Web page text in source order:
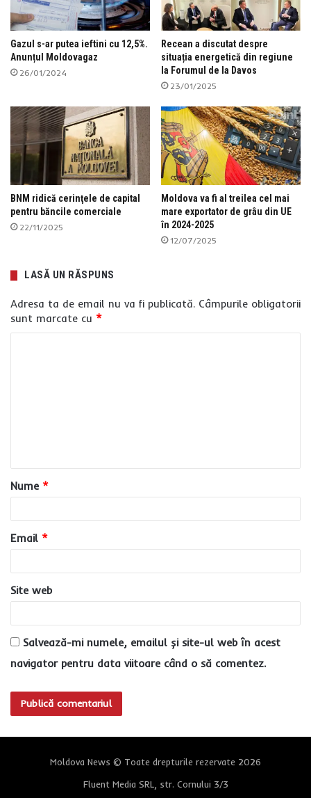
Gazul s-ar putea ieftini cu 12,5%.
Anunțul Moldovagaz
26/01/2024
Recean a discutat despre
situația energetică din regiune
la Forumul de la Davos
23/01/2025
BNM ridică cerinţele de capital
pentru băncile comerciale
22/11/2025
Moldova va fi al treilea cel mai
mare exportator de grâu din UE
în 2024-2025
12/07/2025
LASĂ UN RĂSPUNS
Adresa ta de email nu va fi publicată. Câmpurile obligatorii
sunt marcate cu *
a
r
u
*
Nume *
Email *
Site web
Salvează-mi numele, emailul și site-ul web în acest
navigator pentru data viitoare când o să comentez.
Moldova News © Toate drepturile rezervate 2026
Fluent Media SRL, str. Cornului 3/3